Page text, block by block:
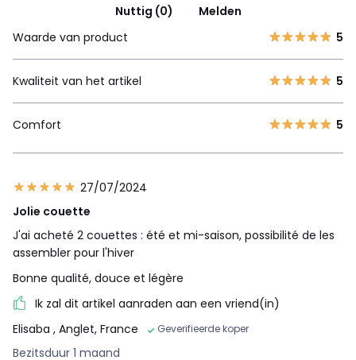
Nuttig (0)
Melden
Waarde van product
5
Kwaliteit van het artikel 5
Comfort 5
27/07/2024
Jolie couette
J'ai acheté 2 couettes : été et mi-saison, possibilité de les
assembler pour l'hiver
Bonne qualité, douce et légère
Ik zal dit artikel aanraden aan een vriend(in)
Elisaba , Anglet, France Geverifieerde koper
Bezitsduur 1 maand